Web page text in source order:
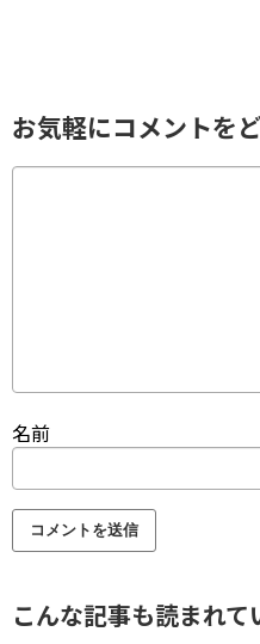
お気軽にコメントを
名前
こんな記事も読まれて